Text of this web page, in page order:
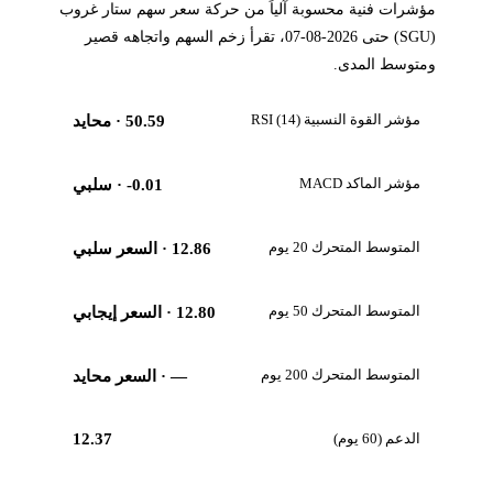
مؤشرات فنية محسوبة آلياً من حركة سعر سهم ستار غروب
(SGU) حتى 2026-08-07، تقرأ زخم السهم واتجاهه قصير
ومتوسط المدى.
مؤشر القوة النسبية RSI (14) 50.59· محايد
مؤشر الماكد MACD -0.01· سلبي
المتوسط المتحرك 20 يوم 12.86· السعر سلبي
المتوسط المتحرك 50 يوم 12.80· السعر إيجابي
المتوسط المتحرك 200 يوم —· السعر محايد
الدعم (60 يوم) 12.37